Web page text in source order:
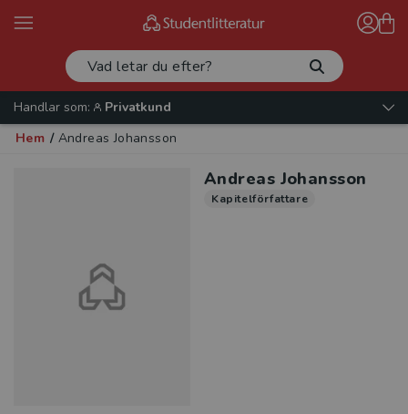
Handlar som:
Privatkund
Hem / Andreas Johansson
Andreas Johansson
Kapitelförfattare